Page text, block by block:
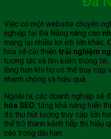
Việc có một website chuyên
nghiệp tại Đà Nẵng nâng cao
mang lại nhiều lợi ích lớn
hóa sẽ cải thiện trải nghiệm
tương tác và tìm kiếm thông
lòng hơn khi họ có thể truy cập
nhanh chóng và hiệu quả.
Ngoài ra, các doanh nghiệp sẽ
hóa SEO, tăng khả năng hiển
đó thu hút lượng truy cập lớn
thể trở thành kênh tiếp thị hiệu
cáo trong dài hạn.